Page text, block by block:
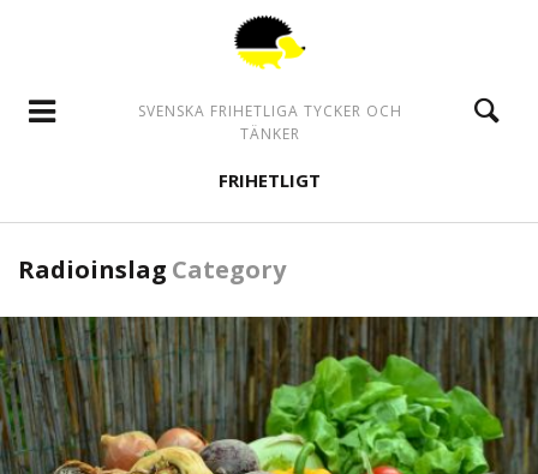
SVENSKA FRIHETLIGA TYCKER OCH
TÄNKER
FRIHETLIGT
Radioinslag Category